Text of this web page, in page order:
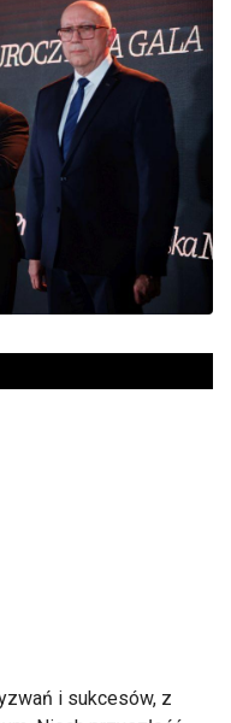
i sukcesów, z